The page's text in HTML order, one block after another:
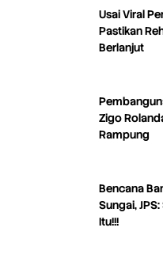
Usai Viral
Pastikan
Berlanjut
Zigo
Rampung
Bencana
Sungai,
Itu!!!